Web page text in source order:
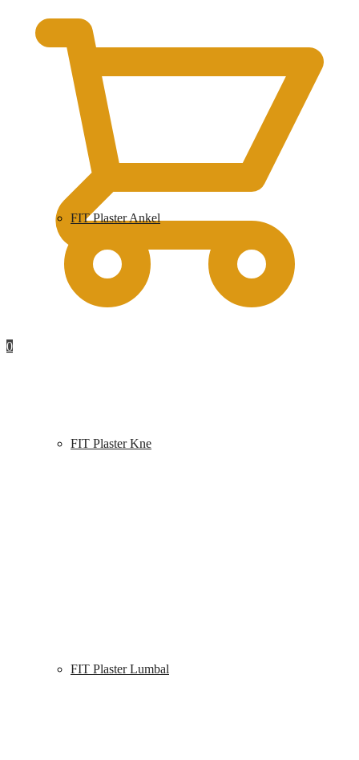
0
FIT Plaster Ankel
FIT Plaster Kne
FIT Plaster Lumbal